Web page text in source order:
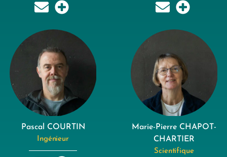
Pascal COURTIN
Ingénieur
Marie-Pierre CHAPOT-
CHARTIER
Scientifique